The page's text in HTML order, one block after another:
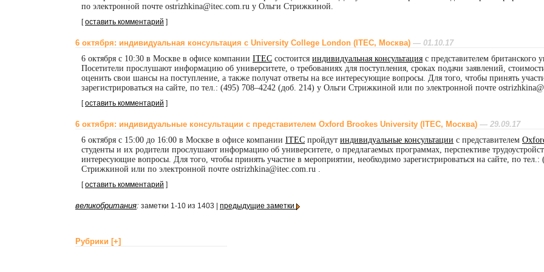
по электронной почте ostrizhkina@itec.com.ru у Ольги Стрижкиной.
[оставить комментарий ]
6 октября: индивидуальная консультация с University College London (ITEC, Москва) — 01.10.17
6 октября с 10:30 в Москве в офисе компании ITEC состоится индивидуальная консультация с представителем британского
Посетители прослушают информацию об университете, о требованиях для поступления, сроках подачи заявлений,
оценить свои шансы на поступление, а также получат ответы на все интересующие вопросы. Для того, чтобы принять
зарегистрироваться на сайте, по тел.: (495) 708–4242 (доб. 214) у Ольги Стрижкиной или по электронной почте
[оставить комментарий ]
6 октября: индивидуальные консультации с представителем Oxford Brookes University (ITEC, Москва) — 29.09.17
6 октября с 15:00 до 16:00 в Москве в офисе компании ITEC пройдут индивидуальные консультации с представителем
студенты и их родители прослушают информацию об университете, о предлагаемых программах, перспективе
интересующие вопросы. Для того, чтобы принять участие в мероприятии, необходимо зарегистрироваться на сайте, по
Стрижкиной или по электронной почте ostrizhkina@itec.com.ru .
[оставить комментарий ]
великобритания: заметки 1-10 из 1403 | предыдущие заметки
Рубрики [+]